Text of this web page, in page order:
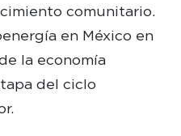
comunitario.
en México en
la economía
del ciclo